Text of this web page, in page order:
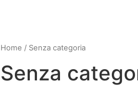
Home / Senza categoria
Senza